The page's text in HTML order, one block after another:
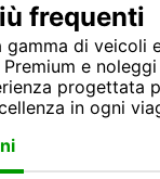
frequenti
gamma di veicoli
e
progettata
in ogni